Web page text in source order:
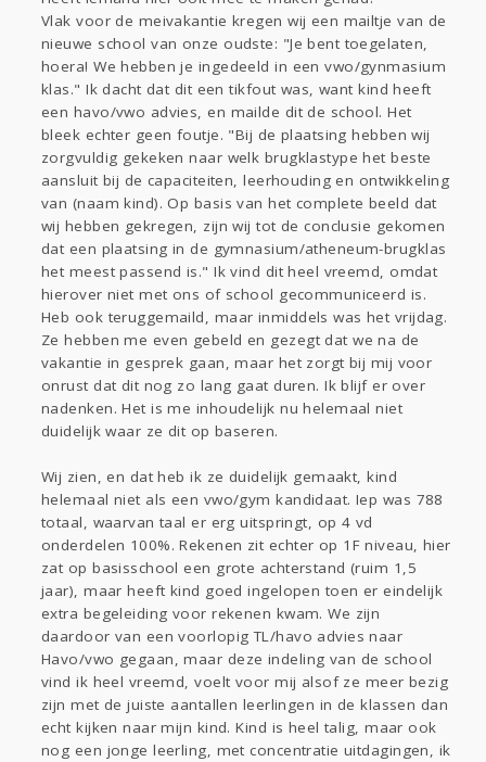
Viva zoekt
Gevraagd
Horen Doen
Zien
Lezen
Vlak voor de meivakantie kregen wij een mailtje van de
nieuwe school van onze oudste: "Je bent toegelaten,
hoera! We hebben je ingedeeld in een vwo/gynmasium
klas." Ik dacht dat dit een tikfout was, want kind heeft
een havo/vwo advies, en mailde dit de school. Het
bleek echter geen foutje. "Bij de plaatsing hebben wij
zorgvuldig gekeken naar welk brugklastype het beste
aansluit bij de capaciteiten, leerhouding en ontwikkeling
van (naam kind). Op basis van het complete beeld dat
wij hebben gekregen, zijn wij tot de conclusie gekomen
dat een plaatsing in de gymnasium/atheneum-brugklas
het meest passend is." Ik vind dit heel vreemd, omdat
hierover niet met ons of school gecommuniceerd is.
Heb ook teruggemaild, maar inmiddels was het vrijdag.
Ze hebben me even gebeld en gezegt dat we na de
vakantie in gesprek gaan, maar het zorgt bij mij voor
onrust dat dit nog zo lang gaat duren. Ik blijf er over
nadenken. Het is me inhoudelijk nu helemaal niet
duidelijk waar ze dit op baseren.
Wij zien, en dat heb ik ze duidelijk gemaakt, kind
helemaal niet als een vwo/gym kandidaat. Iep was 788
totaal, waarvan taal er erg uitspringt, op 4 vd
onderdelen 100%. Rekenen zit echter op 1F niveau, hier
zat op basisschool een grote achterstand (ruim 1,5
jaar), maar heeft kind goed ingelopen toen er eindelijk
extra begeleiding voor rekenen kwam. We zijn
daardoor van een voorlopig TL/havo advies naar
Havo/vwo gegaan, maar deze indeling van de school
vind ik heel vreemd, voelt voor mij alsof ze meer bezig
zijn met de juiste aantallen leerlingen in de klassen dan
echt kijken naar mijn kind. Kind is heel talig, maar ook
nog een jonge leerling, met concentratie uitdagingen, ik